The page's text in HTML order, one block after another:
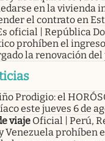
en la vivienda
el contrato en
oficial | República
prohíben el
la renovación
Prodigio: el
este jueves 6 de
viaje Oficial | Perú,
Venezuela prohíben